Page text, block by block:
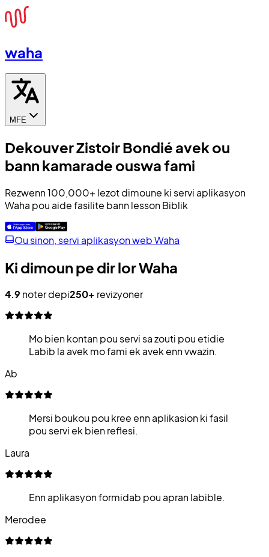
waha
MFE
Dekouver Zistoir Bondié avek ou
bann kamarade ouswa fami
Rezwenn 100,000+ lezot dimoune ki servi aplikasyon
Waha pou aide fasilite bann lesson Biblik
Ou sinon, servi aplikasyon web Waha
Ki dimoun pe dir lor Waha
4.9 noter depi250+ revizyoner
Mo bien kontan pou servi sa zouti pou etidie
Labib la avek mo fami ek avek enn vwazin.
Ab
Mersi boukou pou kree enn aplikasion ki fasil
pou servi ek bien reflesi.
Laura
Enn aplikasyon formidab pou apran labible.
Merodee